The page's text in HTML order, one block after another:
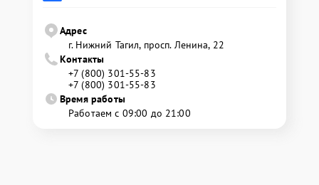
Адрес
г. Нижний Тагил, просп. Ленина, 22
Контакты
+7 (800) 301-55-83
+7 (800) 301-55-83
Время работы
Работаем с 09:00 до 21:00